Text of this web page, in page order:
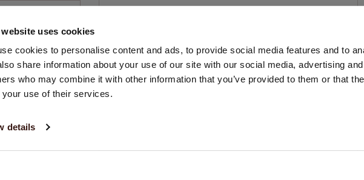
uses cookies
cookies to personalise content and ads, to provide social media features and to
share information about your use of our site with our social media, advertising
who may combine it with other information that you’ve provided to them or that
your use of their services.
details
goeie levering
levering Ik ben zeer tevreden!